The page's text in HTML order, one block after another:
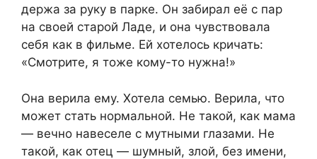
держа за руку в парке. Он забирал её с пар
на своей старой Ладе, и она чувствовала
себя как в фильме. Ей хотелось кричать:
«Смотрите, я тоже кому-то нужна!»
Она верила ему. Хотела семью. Верила, что
может стать нормальной. Не такой, как мама
— вечно навеселе с мутными глазами. Не
такой, как отец — шумный, злой, без имени,